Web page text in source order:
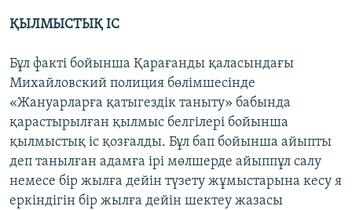
ҚЫЛМЫСТЫҚ ІС
Бұл факті бойынша Қарағанды қаласындағы
Михайловский полиция бөлімшесінде
«Жануарларға қатыгездік таныту» бабында
қарастырылған қылмыс белгілері бойынша
қылмыстық іс қозғалды. Бұл бап бойынша айыпты
деп танылған адамға ірі мөлшерде айыппұл салу
немесе бір жылға дейін түзету жұмыстарына кесу я
еркіндігін бір жылға дейін шектеу жазасы